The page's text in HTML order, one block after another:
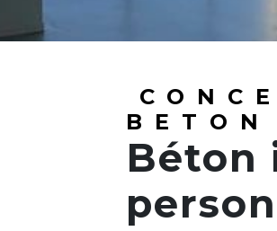
BETON
Béton imprimé